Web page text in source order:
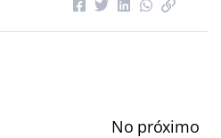
No próximo